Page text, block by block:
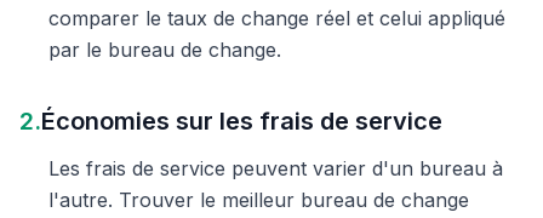
comparer le taux de change réel et celui appliqué
par le bureau de change.
2.Économies sur les frais de service
Les frais de service peuvent varier d'un bureau à
l'autre. Trouver le meilleur bureau de change